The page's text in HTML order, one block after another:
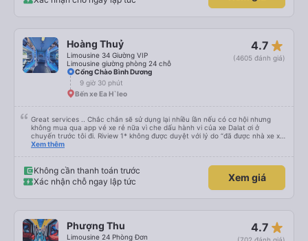
Hoàng Thuỷ
Limousine 34 Giường VIP
Limousine giường phòng 24 chỗ
4.7 star_rate
(4605 đánh giá)
Cổng Chào Bình Dương
9 giờ 30 phút
Bến xe Ea H`leo
Great services .. Chắc chắn sẽ sử dụng lại nhiều lần nếu có cơ hội nhưng
không mua qua app vé xe rẻ nữa vì che dấu hành vi của xe Dalat ơi ở
chuyến trước tôi đi. Riview 1* không được duyệt với lý do “đã được nhà xe xử
lý với khách hàng” trong khi tôi là khách hàng và trải nghiệm của tôi lại nói là
Chúng tôi cũng sẽ viết bài trên các nền tảng về trải nghiệm của tôi cả về
Dalat lẫn vé xe rẻ. Xin cảm ơn.
Xem thêm
Không cần thanh toán trước
Xác nhận chỗ ngay lập tức
Xem giá
Phượng Thu
Limousine 24 Phòng Đơn
4.7 star_rate